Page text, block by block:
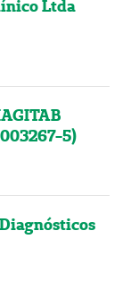
Ltda
5)